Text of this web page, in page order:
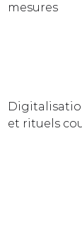
mesures
et rituels